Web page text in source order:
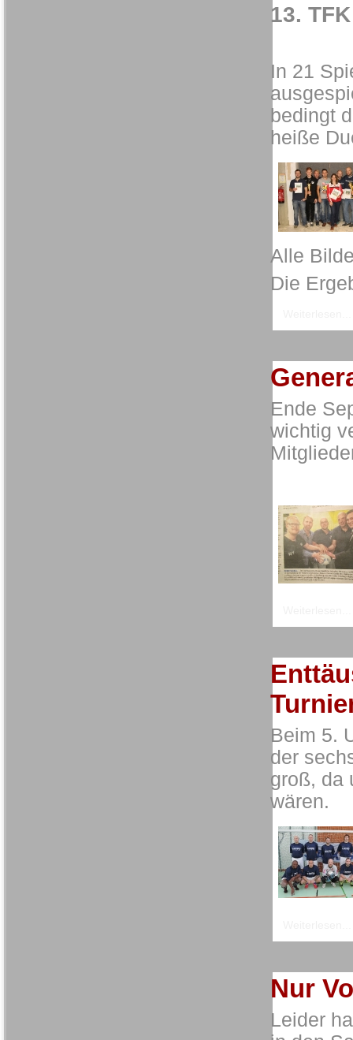
13.
In 21
bedingt
heiße
Alle
Die
Ende
wichtig
Beim 5.
der
groß, da
wären.
Nur
Leider